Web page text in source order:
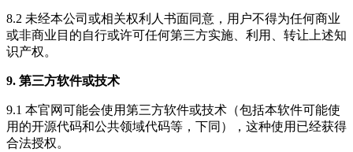
8.2 未经本公司或相关权利人书面同意，用户不得为任何商业
或非商业目的自行或许可任何第三方实施、利用、转让上述知
识产权。
9. 第三方软件或技术
9.1 本官网可能会使用第三方软件或技术（包括本软件可能使
用的开源代码和公共领域代码等，下同），这种使用已经获得
合法授权。